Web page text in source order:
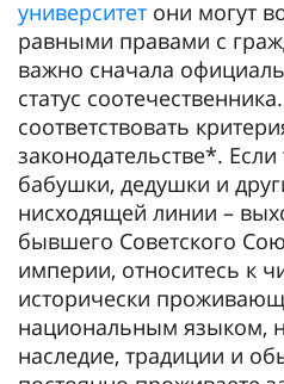
университет они могут
равными правами с
важно сначала
статус
соответствовать
законодательстве*.
бабушки, дедушки и
нисходящей линии –
бывшего Советского
империи, относитесь к
исторически
национальным языком,
наследие, традиции и